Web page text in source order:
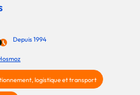
Depuis 1994
logistique et transport